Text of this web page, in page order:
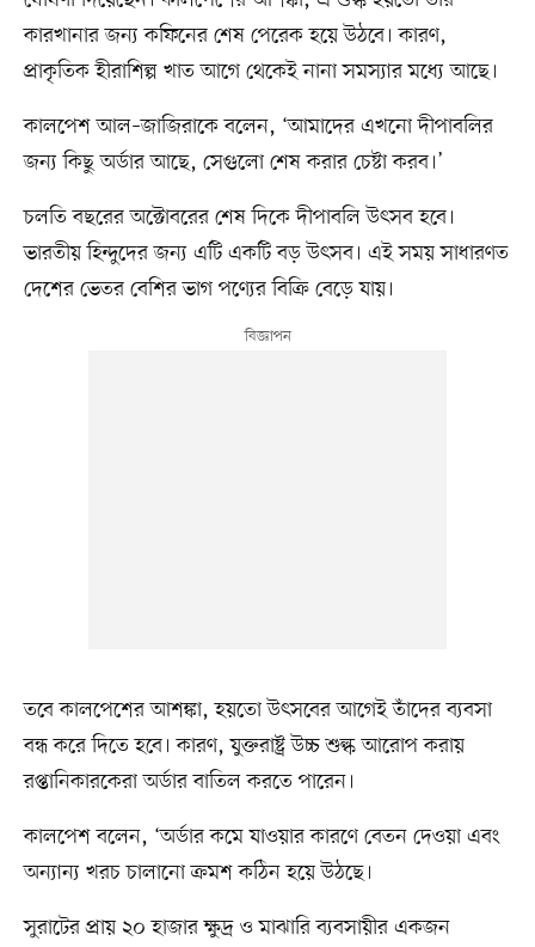
কারখানার জন্য কফিনের শেষ পেরেক হয়ে উঠবে। কারণ,
প্রাকৃতিক হীরাশিল্প খাত আগে থেকেই নানা সমস্যার মধ্যে আছে।
কালপেশ আল–জাজিরাকে বলেন, ‘আমাদের এখনো দীপাবলির
জন্য কিছু অর্ডার আছে, সেগুলো শেষ করার চেষ্টা করব।’
চলতি বছরের অক্টোবরের শেষ দিকে দীপাবলি উৎসব হবে।
ভারতীয় হিন্দুদের জন্য এটি একটি বড় উৎসব। এই সময় সাধারণত
দেশের ভেতর বেশির ভাগ পণ্যের বিক্রি বেড়ে যায়।
তবে কালপেশের আশঙ্কা, হয়তো উৎসবের আগেই তাঁদের ব্যবসা
বন্ধ করে দিতে হবে। কারণ, যুক্তরাষ্ট্র উচ্চ শুল্ক আরোপ করায়
রপ্তানিকারকেরা অর্ডার বাতিল করতে পারেন।
কালপেশ বলেন, ‘অর্ডার কমে যাওয়ার কারণে বেতন দেওয়া এবং
অন্যান্য খরচ চালানো ক্রমশ কঠিন হয়ে উঠছে।
সুরাটের প্রায় ২০ হাজার ক্ষুদ্র ও মাঝারি ব্যবসায়ীর একজন